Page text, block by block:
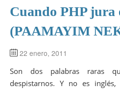
Cuando PHP jura
(PAAMAYIM
22 enero, 2011
Son dos palabras raras
despistarnos. Y no es